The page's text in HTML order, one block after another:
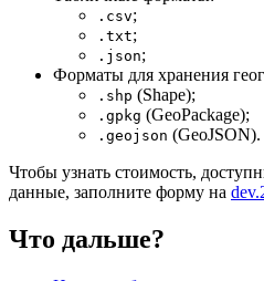
.csv;
.txt;
.json;
Форматы для хранения
.shp (Shape);
.gpkg (GeoPackage);
.geojson (GeoJSON).
Чтобы узнать стоимость,
данные, заполните форму на
Что дальше?